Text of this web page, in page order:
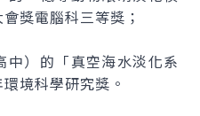
獎電腦科三等獎；
）的「真空海水淡化系
境科學研究獎。